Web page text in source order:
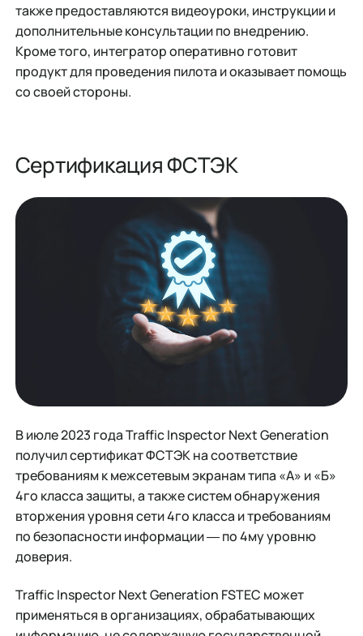
также предоставляются видеоуроки, инструкции и
дополнительные консультации по внедрению.
Кроме того, интегратор оперативно готовит
продукт для проведения пилота и оказывает помощь
со своей стороны.
Сертификация ФСТЭК
В июле 2023 года Traffic Inspector Next Generation
получил сертификат ФСТЭК на соответствие
требованиям к межсетевым экранам типа «А» и «Б»
4го класса защиты, а также систем обнаружения
вторжения уровня сети 4го класса и требованиям
по безопасности информации ― по 4му уровню
доверия.
Traffic Inspector Next Generation FSTEC может
применяться в организациях, обрабатывающих